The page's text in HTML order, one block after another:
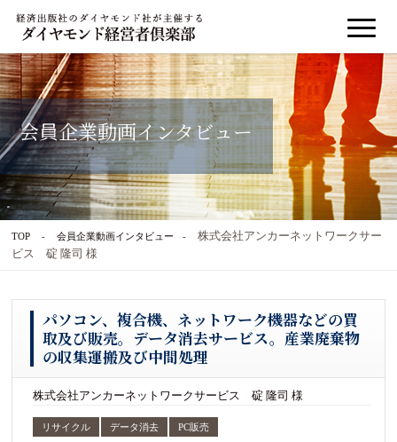
会員企業動画インタビュー
TOP 会員企業動画インタビュー
株式会社アンカーネットワークサー
ビス 碇 隆司 様
パソコン、複合機、ネットワーク機器などの買
取及び販売。データ消去サービス。産業廃棄物
の収集運搬及び中間処理
株式会社アンカーネットワークサービス 碇 隆司 様
リサイクル データ消去 PC販売